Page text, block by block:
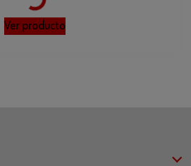
Loading...
Ver producto